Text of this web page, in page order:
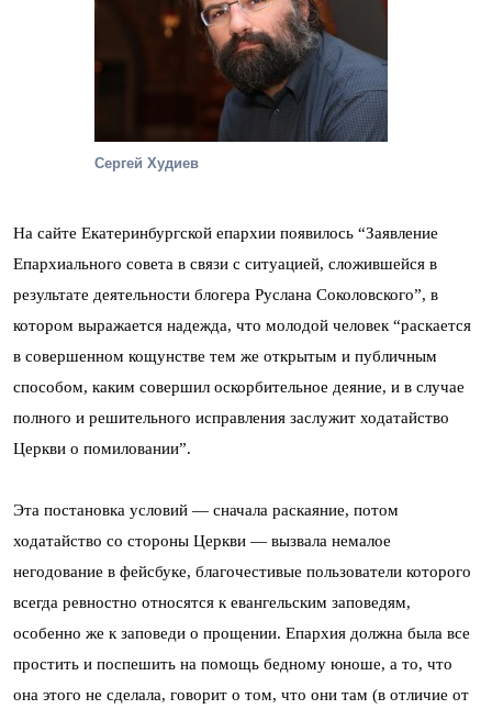
Сергей Худиев
На сайте Екатеринбургской епархии появилось “Заявление
Епархиального совета в связи с ситуацией, сложившейся в
результате деятельности блогера Руслана Соколовского”, в
котором выражается надежда, что молодой человек “раскается
в совершенном кощунстве тем же открытым и публичным
способом, каким совершил оскорбительное деяние, и в случае
полного и решительного исправления заслужит ходатайство
Церкви о помиловании”.
Эта постановка условий — сначала раскаяние, потом
ходатайство со стороны Церкви — вызвала немалое
негодование в фейсбуке, благочестивые пользователи которого
всегда ревностно относятся к евангельским заповедям,
особенно же к заповеди о прощении. Епархия должна была все
простить и поспешить на помощь бедному юноше, а то, что
она этого не сделала, говорит о том, что они там (в отличие от